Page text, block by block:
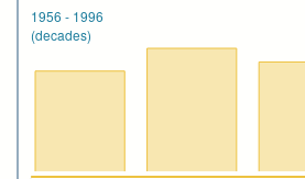
1956 - 1996
(decades)